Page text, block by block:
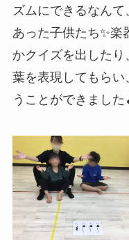
ズムにできるなん
あった子供たち✨
かクイズを出した
葉を表現してもら
うことができました